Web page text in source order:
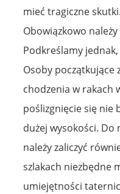
mieć tragiczne skutki.
Obowiązkowo
Podkreślamy
Osoby początkujące
chodzenia w rakach
poślizgnięcie się nie
dużej wysokości. Do
należy zaliczyć
szlakach niezbędne
umiejętności